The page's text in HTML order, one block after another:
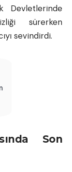
Devletlerinde
sürerken
sevindirdi.
Son